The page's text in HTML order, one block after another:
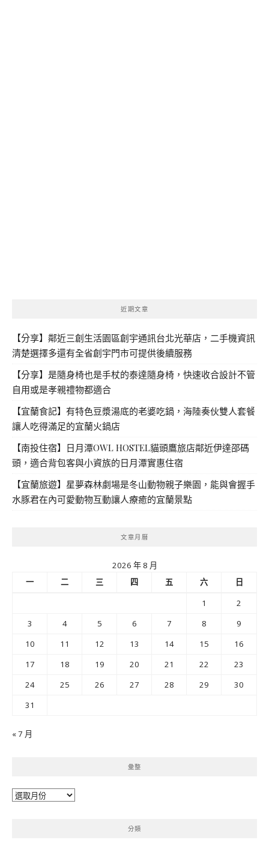
近期文章
【分享】鄰近三創生活園區創宇通訊台北光華店，二手機資訊
清楚選擇多還有全省創宇門市可提供後續服務
【分享】是隨身椅也是手杖的泰達隨身椅，快速收合設計不管
自用或是孝親禮物都適合
【宜蘭食記】有特色豆漿湯底的老婆吃鍋，海陸奏伙雙人套餐
讓人吃得滿足的宜蘭火鍋店
【南投住宿】日月潭OWL HOSTEL貓頭鷹旅店鄰近伊達邵碼
頭，適合背包客與小資族的日月潭實惠住宿
【宜蘭旅遊】星夢森林劇場是冬山動物親子樂園，能與會握手
水豚君在內可愛動物互動讓人療癒的宜蘭景點
文章月曆
2026 年 8 月
一
二 三 四 五 六
日
1
2
3
4 5 6 7 8
9
10
11 12 13 14 15
16
17
18 19 20 21 22
23
24
25 26 27 28 29
30
31
« 7 月
彙整
彙
分類